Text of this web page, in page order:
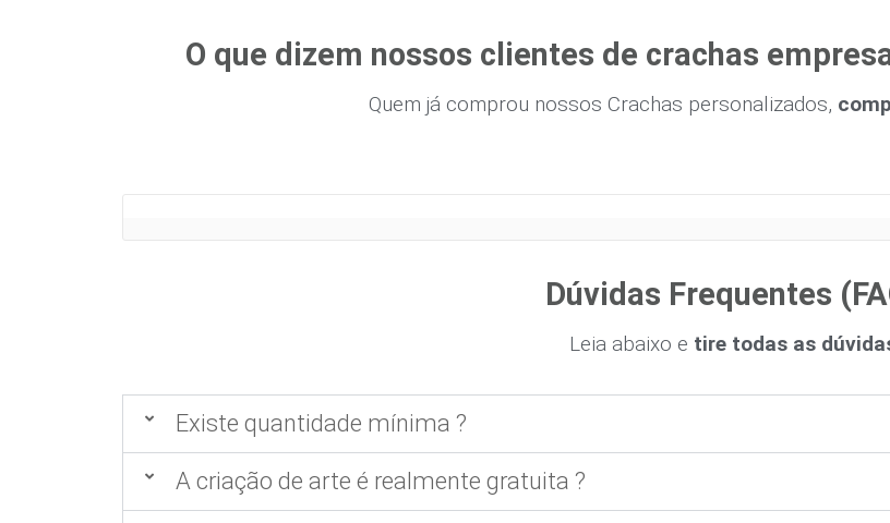
O que dizem nossos clientes de crachas
Quem já comprou nossos Crachas personalizados,
Dúvidas Frequentes
Leia abaixo e tire todas as
Existe quantidade mínima ?
A criação de arte é realmente gratuita ?